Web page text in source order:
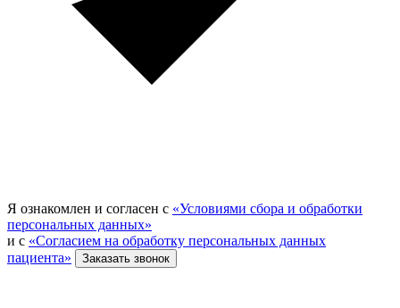
Я ознакомлен и согласен с «Условиями сбора и обработки
персональных данных»
и с «Согласием на обработку персональных данных
пациента»
Заказать звонок